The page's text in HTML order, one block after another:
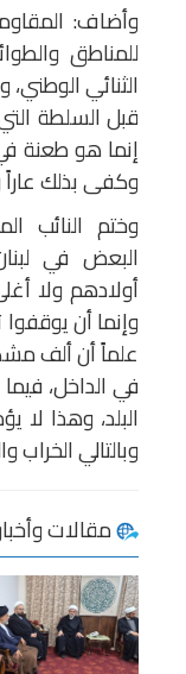
وأضاف:
للمناطق
الثنائي
قبل السلطة
إنما هو طعنة
وكفى بذلك عاراً
وختم النائب
البعض في
أولادهم ولا
وإنما أن
علماً أن ألف
في الداخل،
البلد، وهذا لا
وبالتالي الخراب
مقالات